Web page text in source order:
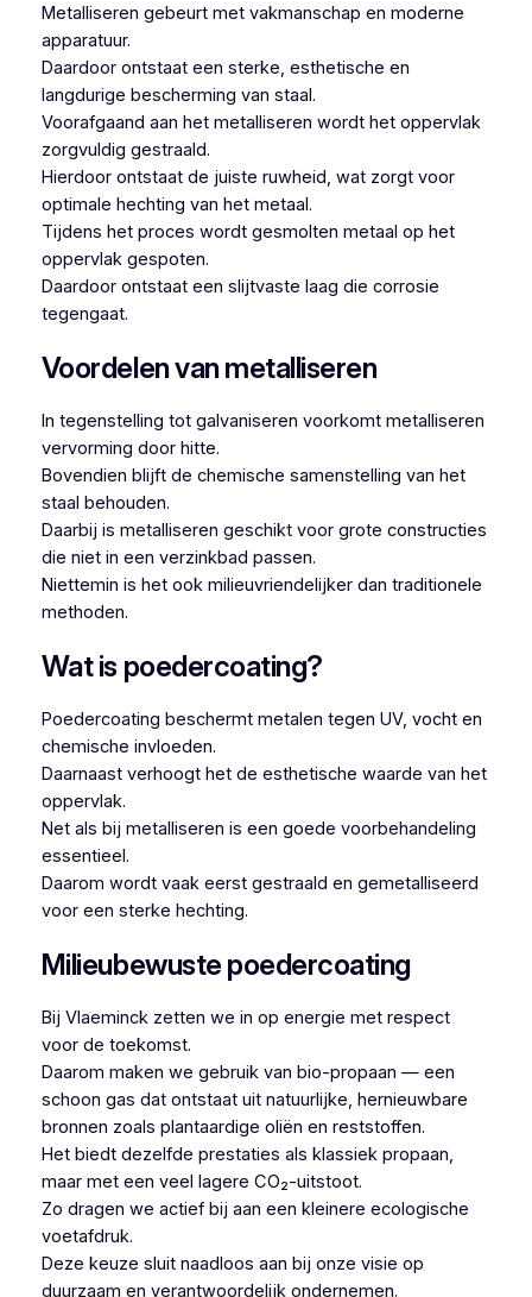
Metalliseren gebeurt met vakmanschap en moderne
apparatuur.
Daardoor ontstaat een sterke, esthetische en
langdurige bescherming van staal.
Voorafgaand aan het metalliseren wordt het oppervlak
zorgvuldig gestraald.
Hierdoor ontstaat de juiste ruwheid, wat zorgt voor
optimale hechting van het metaal.
Tijdens het proces wordt gesmolten metaal op het
oppervlak gespoten.
Daardoor ontstaat een slijtvaste laag die corrosie
tegengaat.
Voordelen van metalliseren
In tegenstelling tot galvaniseren voorkomt metalliseren
vervorming door hitte.
Bovendien blijft de chemische samenstelling van het
staal behouden.
Daarbij is metalliseren geschikt voor grote constructies
die niet in een verzinkbad passen.
Niettemin is het ook milieuvriendelijker dan traditionele
methoden.
Wat is poedercoating?
Poedercoating beschermt metalen tegen UV, vocht en
chemische invloeden.
Daarnaast verhoogt het de esthetische waarde van het
oppervlak.
Net als bij metalliseren is een goede voorbehandeling
essentieel.
Daarom wordt vaak eerst gestraald en gemetalliseerd
voor een sterke hechting.
Milieubewuste poedercoating
Bij Vlaeminck zetten we in op energie met respect
voor de toekomst.
Daarom maken we gebruik van bio-propaan — een
schoon gas dat ontstaat uit natuurlijke, hernieuwbare
bronnen zoals plantaardige oliën en reststoffen.
Het biedt dezelfde prestaties als klassiek propaan,
maar met een veel lagere CO₂-uitstoot.
Zo dragen we actief bij aan een kleinere ecologische
voetafdruk.
Deze keuze sluit naadloos aan bij onze visie op
duurzaam en verantwoordelijk ondernemen.